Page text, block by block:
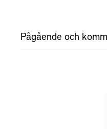
Pågående och